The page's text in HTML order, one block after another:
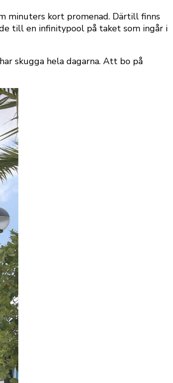
minuters kort promenad. Därtill finns
till en infinitypool på taket som ingår i
skugga hela dagarna. Att bo på